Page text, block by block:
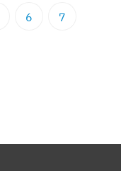
6 7